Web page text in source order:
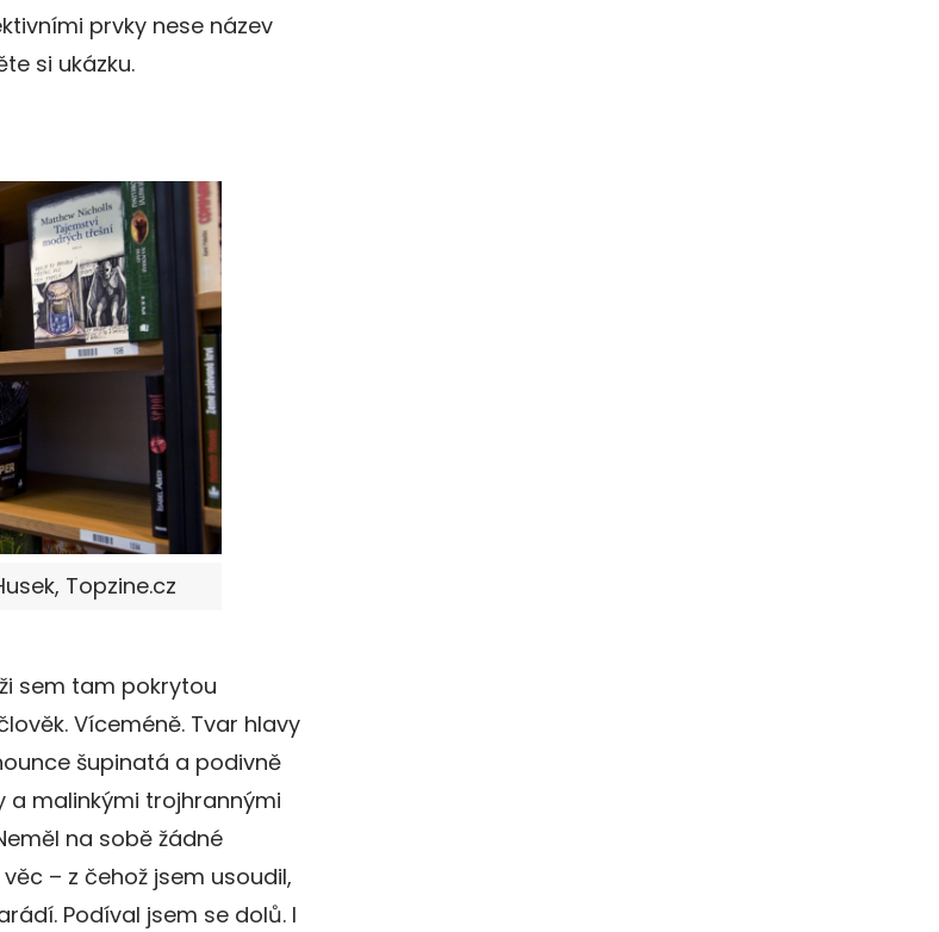
prvky nese název
si ukázku.
Topzine.cz
sem tam pokrytou
Víceméně. Tvar hlavy
šupinatá a podivně
a malinkými trojhrannými
na sobě žádné
– z čehož jsem usoudil,
Podíval jsem se dolů. I